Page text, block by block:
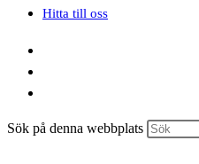
Hitta till oss
Sök på denna webbplats